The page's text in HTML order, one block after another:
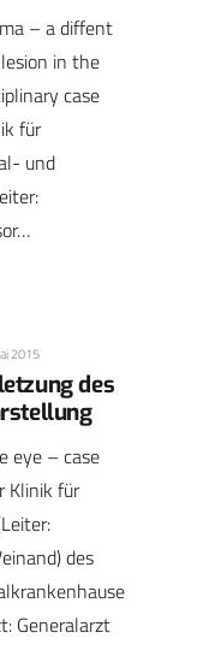
– a diffent
in the
case
für
und
2015
des
eye – case
Klinik für
des
Generalarzt